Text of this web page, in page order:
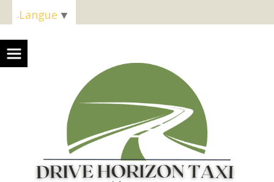
Langue ▼